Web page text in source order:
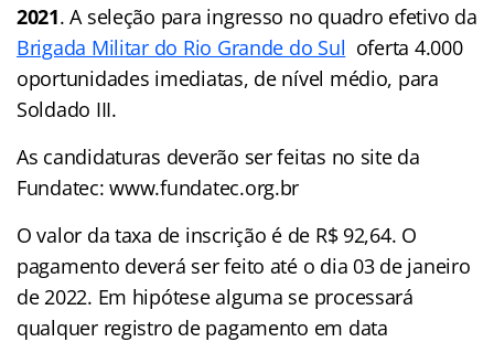
2021. A seleção para ingresso no quadro efetivo da
Brigada Militar do Rio Grande do Sul oferta 4.000
oportunidades imediatas, de nível médio, para
Soldado III.
As candidaturas deverão ser feitas no site da
Fundatec: www.fundatec.org.br
O valor da taxa de inscrição é de R$ 92,64. O
pagamento deverá ser feito até o dia 03 de janeiro
de 2022. Em hipótese alguma se processará
qualquer registro de pagamento em data